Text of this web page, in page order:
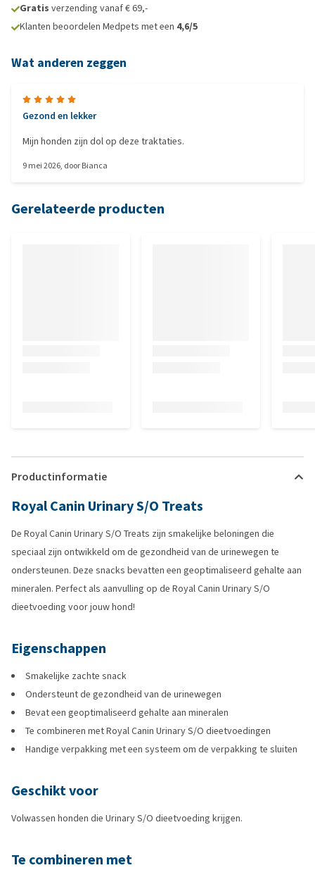
Gratis verzending vanaf € 69,-
Klanten beoordelen Medpets met een 4,6/5
Wat anderen zeggen
Gezond en lekker
Mijn honden zijn dol op deze traktaties.
9 mei 2026, doorBianca
Gerelateerde producten
Productinformatie
Royal Canin Urinary S/O Treats
De Royal Canin Urinary S/O Treats zijn smakelijke beloningen die
speciaal zijn ontwikkeld om de gezondheid van de urinewegen te
ondersteunen. Deze snacks bevatten een geoptimaliseerd gehalte aan
mineralen. Perfect als aanvulling op de Royal Canin Urinary S/O
dieetvoeding voor jouw hond!
Eigenschappen
Smakelijke zachte snack
Ondersteunt de gezondheid van de urinewegen
Bevat een geoptimaliseerd gehalte aan mineralen
Te combineren met Royal Canin Urinary S/O dieetvoedingen
Handige verpakking met een systeem om de verpakking te sluiten
Geschikt voor
Volwassen honden die Urinary S/O dieetvoeding krijgen.
Te combineren met